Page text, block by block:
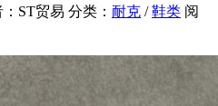
：ST贸易 分类： 耐克 /鞋类 阅